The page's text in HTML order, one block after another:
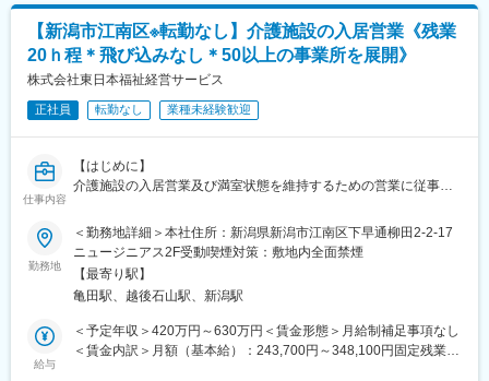
にさかのぼる明治11年のことです。
1960年代以降、精神科医療が収容中心へと方針転換していく中
で、当院では、病院設立以来、患者様を地域に送り出す取り組み
を進めてきました。また、1985年以降は地域ニーズの高まりを受
け、認知症へも積極的に関わるようになります。
業務の効率化やサービス向上など
経験を活かした提案を歓迎します！
■入社後の教育体制
現場社員のOJTを予定しております。
■当社について
在宅診療専門のクリニックになります。母体のメドアグリケアグ
ループは関東を中心に多数のクリニック、2つの有料老人ホームを
運営。「病院での治療後に、安心して療養できる場をつくりた
い。」その想いから、日々、良質なチーム医療の提供を目指して
邁進しております。
【新潟市江南区※転勤なし】介護施設の入居営業《残業
20ｈ程＊飛び込みなし＊50以上の事業所を展開》
株式会社東日本福祉経営サービス
正社員 転勤なし 業種未経験歓迎
仕事内容
【はじめに】
介護施設の入居営業及び満室状態を維持するための営業に従事し
代理店営業のようなスタイルです。飛び込み営業や荷電営業はほ
とんどございません。
【業務内容】
・病院や地域包括、紹介会社と連携し入居紹介の促進
・入居希望者やご家族への提案
・施設見学の同行
勤務地
＜勤務地詳細＞本社住所：新潟県新潟市江南区下早通柳田2-2-17
ニュージニアス2F受動喫煙対策：敷地内全面禁煙
【最寄り駅】
亀田駅、越後石山駅、新潟駅
給与
＜予定年収＞420万円～630万円＜賃金形態＞月給制補足事項なし
＜賃金内訳＞月額（基本給）：243,700円～348,100円固定残業手